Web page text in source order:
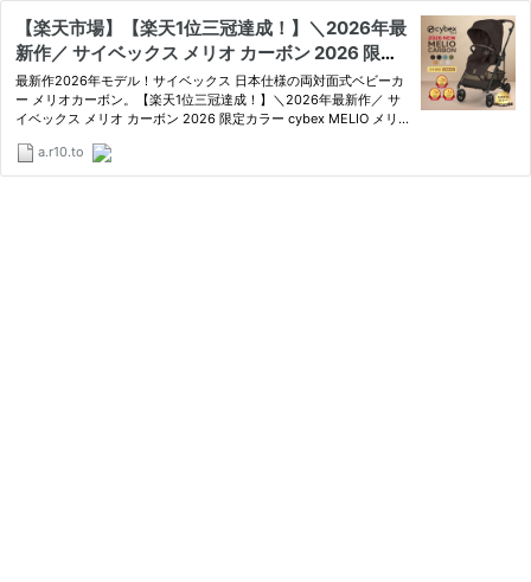
【楽天市場】【楽天1位三冠達成！】＼2026年最
新作／ サイベックス メリオ カーボン 2026 限定
カラー cybex MELIO メリオカーボン 最新 赤ち
ゃん ベビー 子供 1ヶ月 15kg a型 ベビーカー A形
両対面 軽量 コンパクト 折り畳み 折りたたみ 正規
品 2年保証 送料無料：ナチュラルベビー Natural
Baby
最新作2026年モデル！サイベックス 日本仕様の両対面式ベビーカ
ー メリオカーボン。【楽天1位三冠達成！】＼2026年最新作／ サ
イベックス メリオ カーボン 2026 限定カラー cybex MELIO メリ
A形 両対面 軽量 コンパクト 折り畳み 折りたたみ 正規品 2年保…
a.r10.to